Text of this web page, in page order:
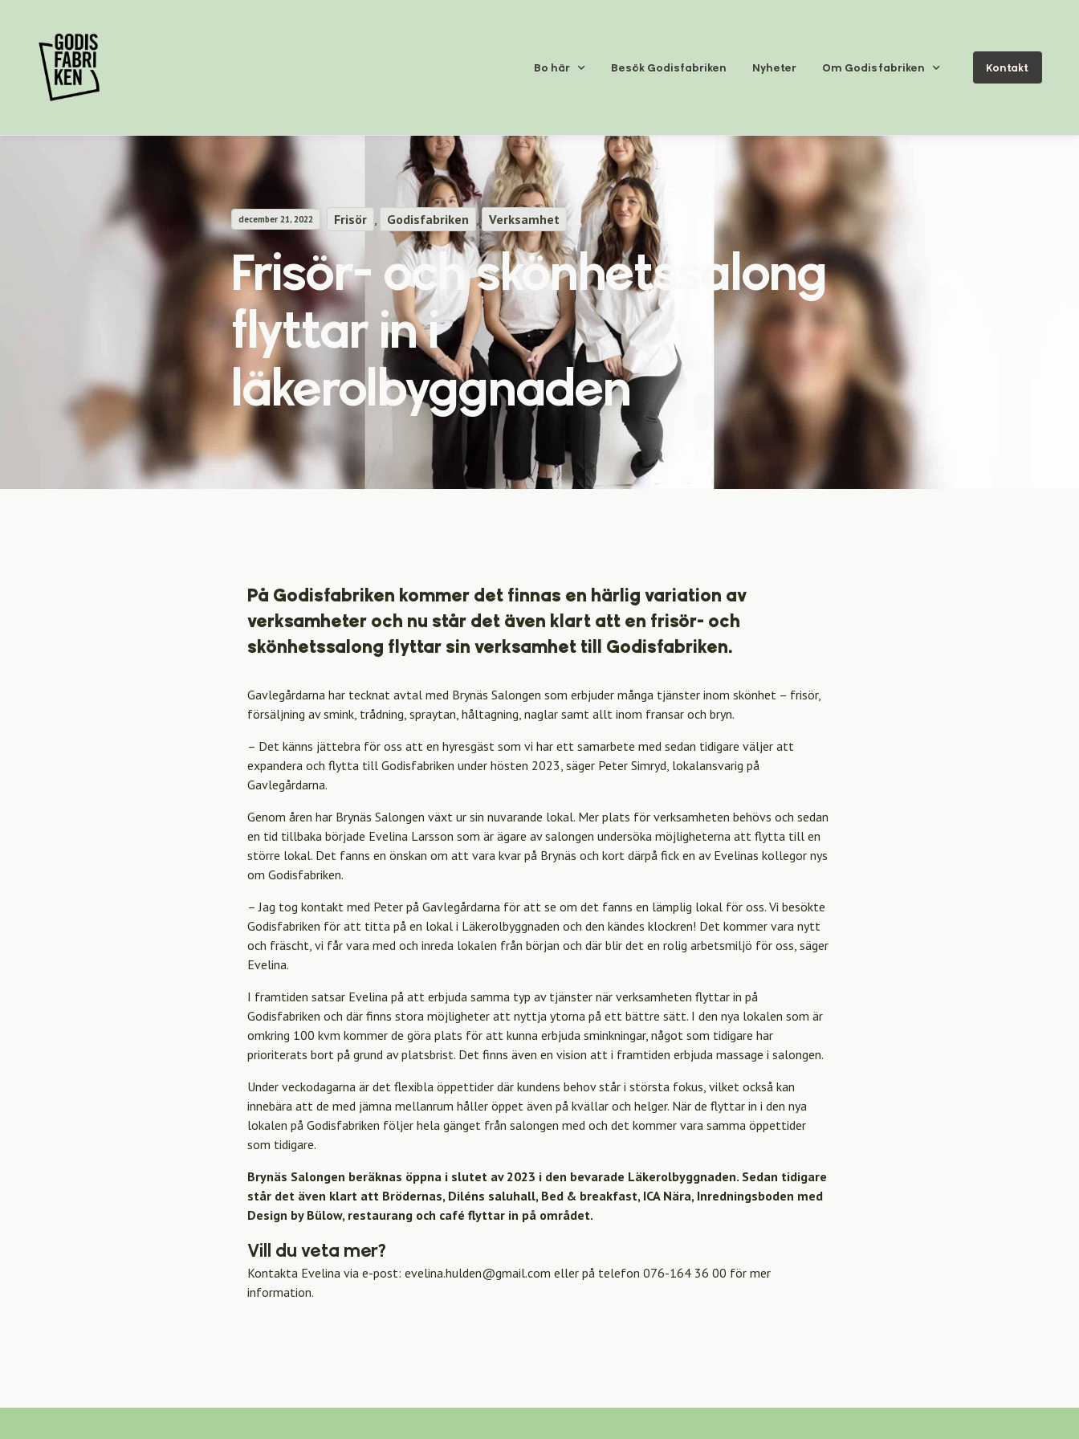
Bo här Besök Godisfabriken Nyheter Om Godisfabriken Kontakt
december 21, 2022 Frisör , Godisfabriken , Verksamhet
Frisör- och skönhetssalong
flyttar in i
läkerolbyggnaden
På Godisfabriken kommer det finnas en härlig variation av
verksamheter och nu står det även klart att en frisör- och
skönhetssalong flyttar sin verksamhet till Godisfabriken.
Gavlegårdarna har tecknat avtal med Brynäs Salongen som erbjuder många tjänster inom skönhet – frisör,
försäljning av smink, trådning, spraytan, håltagning, naglar samt allt inom fransar och bryn.
– Det känns jättebra för oss att en hyresgäst som vi har ett samarbete med sedan tidigare väljer att
expandera och flytta till Godisfabriken under hösten 2023, säger Peter Simryd, lokalansvarig på
Gavlegårdarna.
Genom åren har Brynäs Salongen växt ur sin nuvarande lokal. Mer plats för verksamheten behövs och sedan
en tid tillbaka började Evelina Larsson som är ägare av salongen undersöka möjligheterna att flytta till en
större lokal. Det fanns en önskan om att vara kvar på Brynäs och kort därpå fick en av Evelinas kollegor nys
om Godisfabriken.
– Jag tog kontakt med Peter på Gavlegårdarna för att se om det fanns en lämplig lokal för oss. Vi besökte
Godisfabriken för att titta på en lokal i Läkerolbyggnaden och den kändes klockren! Det kommer vara nytt
och fräscht, vi får vara med och inreda lokalen från början och där blir det en rolig arbetsmiljö för oss, säger
Evelina.
I framtiden satsar Evelina på att erbjuda samma typ av tjänster när verksamheten flyttar in på
Godisfabriken och där finns stora möjligheter att nyttja ytorna på ett bättre sätt. I den nya lokalen som är
omkring 100 kvm kommer de göra plats för att kunna erbjuda sminkningar, något som tidigare har
prioriterats bort på grund av platsbrist. Det finns även en vision att i framtiden erbjuda massage i salongen.
Under veckodagarna är det flexibla öppettider där kundens behov står i största fokus, vilket också kan
innebära att de med jämna mellanrum håller öppet även på kvällar och helger. När de flyttar in i den nya
lokalen på Godisfabriken följer hela gänget från salongen med och det kommer vara samma öppettider
som tidigare.
Brynäs Salongen beräknas öppna i slutet av 2023 i den bevarade Läkerolbyggnaden. Sedan tidigare
står det även klart att Brödernas, Diléns saluhall, Bed & breakfast, ICA Nära, Inredningsboden med
Design by Bülow, restaurang och café flyttar in på området.
Vill du veta mer?
Kontakta Evelina via e-post: evelina.hulden@gmail.com eller på telefon 076-164 36 00 för mer
information.